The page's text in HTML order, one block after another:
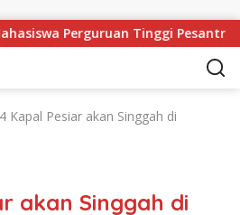
Perguruan Tinggi Pesantren
Kapal Pesiar akan Singgah di
akan Singgah di